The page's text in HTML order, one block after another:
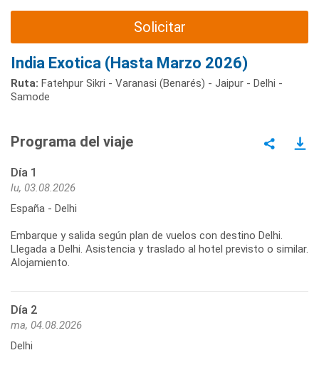
Solicitar
India Exotica (Hasta Marzo 2026)
Ruta: Fatehpur Sikri - Varanasi (Benarés) - Jaipur - Delhi -
Samode
Programa del viaje
Día 1
lu, 03.08.2026
España - Delhi
Embarque y salida según plan de vuelos con destino Delhi.
Llegada a Delhi. Asistencia y traslado al hotel previsto o similar.
Alojamiento.
Día 2
ma, 04.08.2026
Delhi